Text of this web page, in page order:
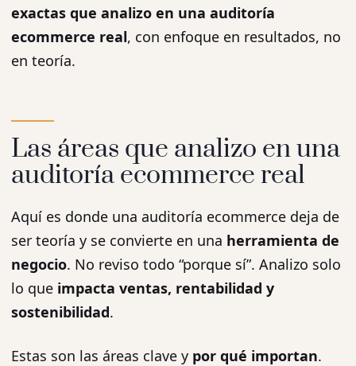
exactas que analizo en una auditoría
ecommerce real, con enfoque en resultados, no
en teoría.
Las áreas que analizo en una
auditoría ecommerce real
Aquí es donde una auditoría ecommerce deja de
ser teoría y se convierte en una herramienta de
negocio. No reviso todo “porque sí”. Analizo solo
lo que impacta ventas, rentabilidad y
sostenibilidad.
Estas son las áreas clave y por qué importan.